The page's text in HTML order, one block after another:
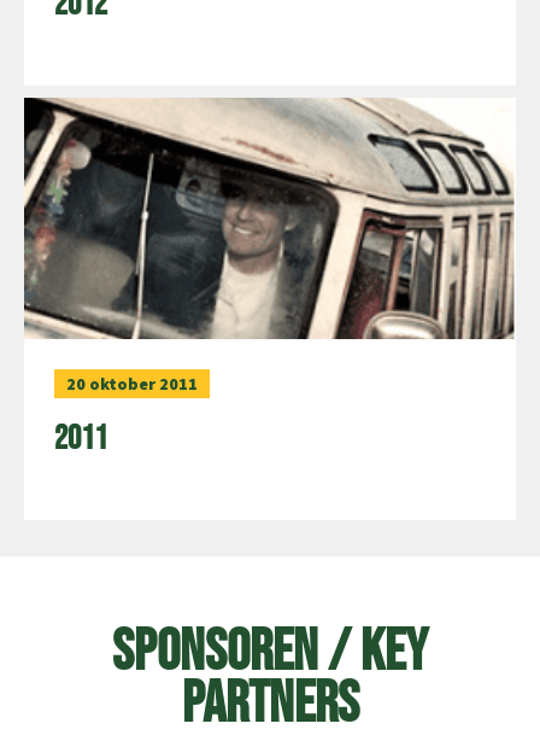
20 oktober 2011
2011
Sponsoren / Key
Partners